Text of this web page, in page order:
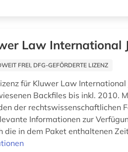
Law International
FREI, DFG-GEFÖRDERTE LIZENZ
für Kluwer Law
Backfiles bis inkl. 2010.
der rechtswissenschaftlichen
Informationen zur
die in dem Paket enthaltenen